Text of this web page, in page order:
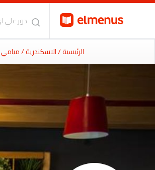
الرئيسية/ الاسكندرية/ ميامي